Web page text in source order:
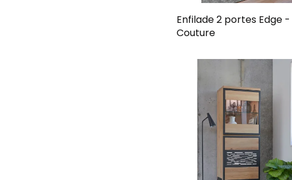
Enfilade 2 portes Edge -
Couture